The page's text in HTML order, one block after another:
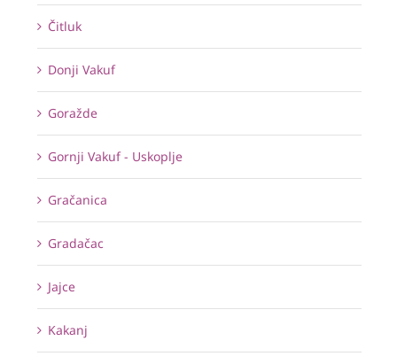
Čitluk
Donji Vakuf
Goražde
Gornji Vakuf - Uskoplje
Gračanica
Gradačac
Jajce
Kakanj